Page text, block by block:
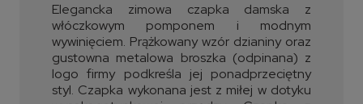
Elegancka zimowa czapka damska z
włóczkowym pomponem i modnym
wywinięciem. Prążkowany wzór dzianiny oraz
gustowna metalowa broszka (odpinana) z
logo firmy podkreśla jej ponadprzeciętny
styl. Czapka wykonana jest z miłej w dotyku